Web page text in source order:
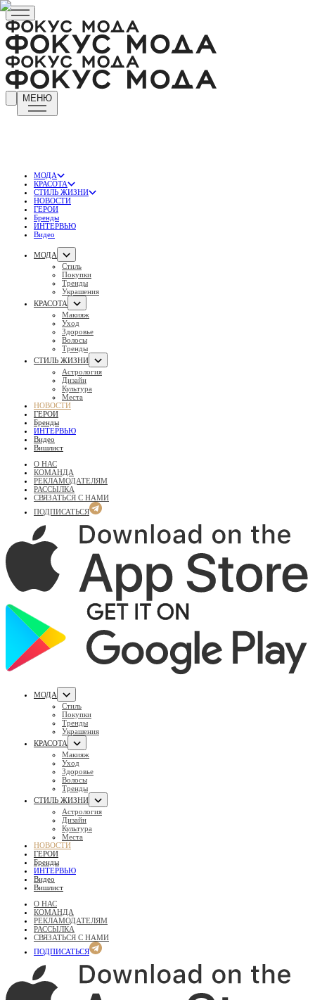
МЕНЮ
МОДА
КРАСОТА
СТИЛЬ ЖИЗНИ
НОВОСТИ
ГЕРОИ
Бренды
ИНТЕРВЬЮ
Видео
МОДА
Стиль
Покупки
Тренды
Украшения
КРАСОТА
Макияж
Уход
Здоровье
Волосы
Тренды
СТИЛЬ ЖИЗНИ
Астрология
Дизайн
Культура
Места
НОВОСТИ
ГЕРОИ
Бренды
ИНТЕРВЬЮ
Видео
Вишлист
О НАС
КОМАНДА
РЕКЛАМОДАТЕЛЯМ
РАССЫЛКА
СВЯЗАТЬСЯ С НАМИ
ПОДПИСАТЬСЯ
МОДА
Стиль
Покупки
Тренды
Украшения
КРАСОТА
Макияж
Уход
Здоровье
Волосы
Тренды
СТИЛЬ ЖИЗНИ
Астрология
Дизайн
Культура
Места
НОВОСТИ
ГЕРОИ
Бренды
ИНТЕРВЬЮ
Видео
Вишлист
О НАС
КОМАНДА
РЕКЛАМОДАТЕЛЯМ
РАССЫЛКА
СВЯЗАТЬСЯ С НАМИ
ПОДПИСАТЬСЯ